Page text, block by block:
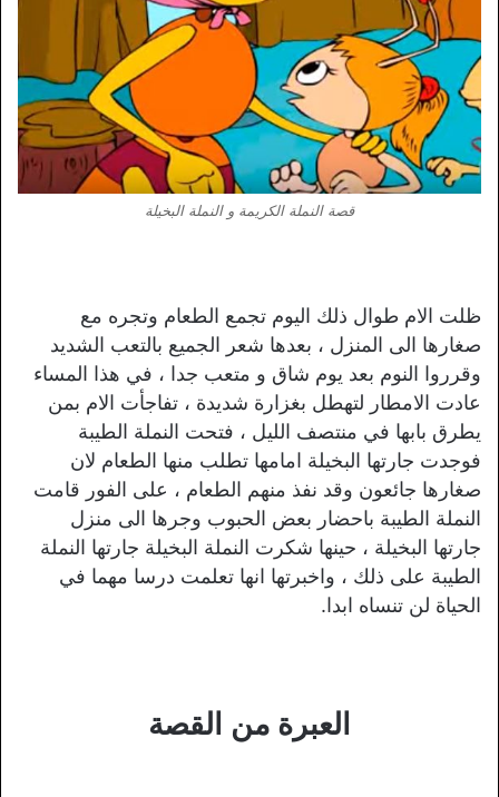
قصة النملة الكريمة و النملة البخيلة
ظلت الام طوال ذلك اليوم تجمع الطعام وتجره مع
صغارها الى المنزل ، بعدها شعر الجميع بالتعب الشديد
وقرروا النوم بعد يوم شاق و متعب جدا ، في هذا المساء
عادت الامطار لتهطل بغزارة شديدة ، تفاجأت الام بمن
يطرق بابها في منتصف الليل ، فتحت النملة الطيبة
فوجدت جارتها البخيلة امامها تطلب منها الطعام لان
صغارها جائعون وقد نفذ منهم الطعام ، على الفور قامت
النملة الطيبة باحضار بعض الحبوب وجرها الى منزل
جارتها البخيلة ، حينها شكرت النملة البخيلة جارتها النملة
الطيبة على ذلك ، واخبرتها انها تعلمت درسا مهما في
الحياة لن تنساه ابدا.
العبرة من القصة